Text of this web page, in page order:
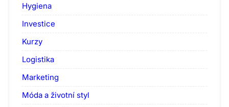
Hygiena
Investice
Kurzy
Logistika
Marketing
Móda a životní styl